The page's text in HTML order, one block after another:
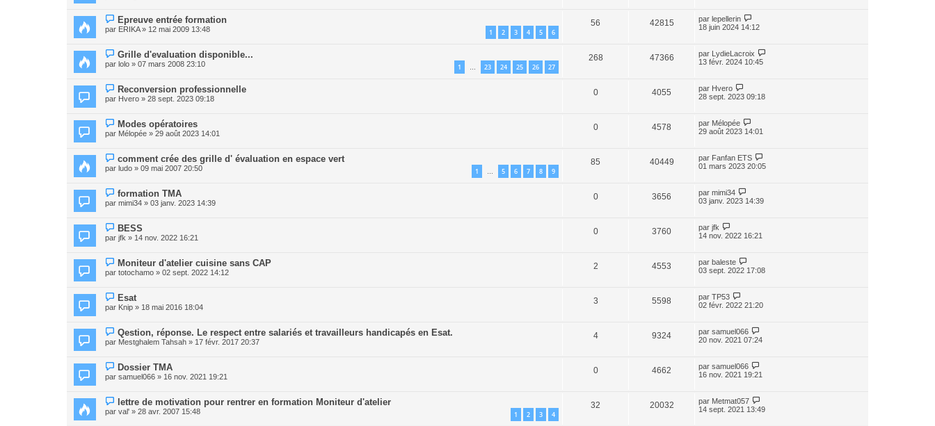
Epreuve entrée formation
par ERIKA» 12 mai 2009 13:48 1 2 3 4 5 6
56 42815 par lepellerin
18 juin 2024 14:12
Grille d'evaluation disponible...
par lolo » 07 mars 2008 23:10 1 … 23 24 25 26 27
268 47366 par LydieLacroix
13 févr. 2024 10:45
Reconversion professionnelle
par Hvero » 28 sept. 2023 09:18
0 4055 par Hvero
28 sept. 2023 09:18
Modes opératoires
par Mélopée » 29 août 2023 14:01
0 4578 par Mélopée
29 août 2023 14:01
comment crée des grille d' évaluation en espace vert
par ludo » 09 mai 2007 20:50 1 … 5 6 7 8 9
85 40449 par Fanfan ETS
01 mars 2023 20:05
formation TMA
par mimi34 » 03 janv. 2023 14:39
0 3656 par mimi34
03 janv. 2023 14:39
BESS
par jfk » 14 nov. 2022 16:21
0 3760 par jfk
14 nov. 2022 16:21
Moniteur d'atelier cuisine sans CAP
par totochamo » 02 sept. 2022 14:12
2 4553 par baleste
03 sept. 2022 17:08
Esat
par Knip » 18 mai 2016 18:04
3 5598 par TP53
02 févr. 2022 21:20
Qestion, réponse. Le respect entre salariés et travailleurs handicapés en Esat.
par Mestghalem Tahsah » 17 févr. 2017 20:37
4 9324 par samuel066
20 nov. 2021 07:24
Dossier TMA
par samuel066 » 16 nov. 2021 19:21
0 4662 par samuel066
16 nov. 2021 19:21
lettre de motivation pour rentrer en formation Moniteur d'atelier
par val' » 28 avr. 2007 15:48 1 2 3 4
32 20032 par Metmat057
14 sept. 2021 13:49